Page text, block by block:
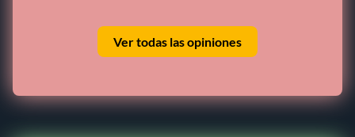
Ver todas las opiniones